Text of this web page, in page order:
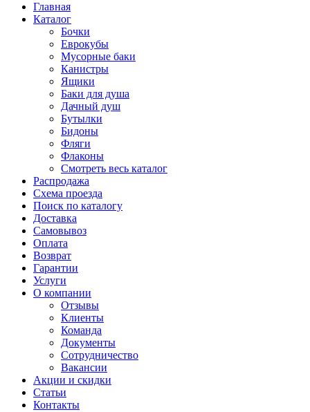
Главная
Каталог
Бочки
Еврокубы
Мусорные баки
Канистры
Ящики
Баки для душа
Дачный душ
Бутылки
Бидоны
Фляги
Флаконы
Смотреть весь каталог
Распродажа
Схема проезда
Поиск по каталогу
Доставка
Самовывоз
Оплата
Возврат
Гарантии
Услуги
О компании
Отзывы
Клиенты
Команда
Документы
Сотрудничество
Вакансии
Акции и скидки
Статьи
Контакты